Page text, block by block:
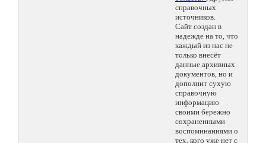
справочных
источников.
Сайт создан в
надежде на то, что
каждый из нас не
только внесёт
данные архивных
документов, но и
дополнит сухую
справочную
информацию
своими бережно
сохраненными
воспоминаниями о
тех, кого уже нет с